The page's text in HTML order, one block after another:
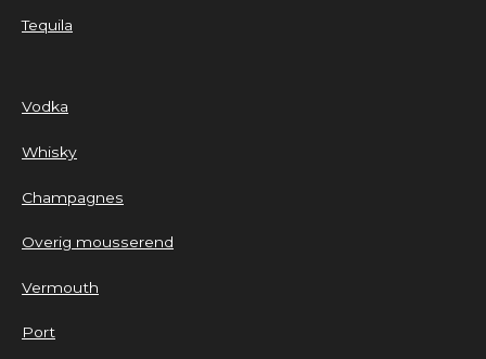
Tequila
Vodka
Whisky
Champagnes
Overig mousserend
Vermouth
Port